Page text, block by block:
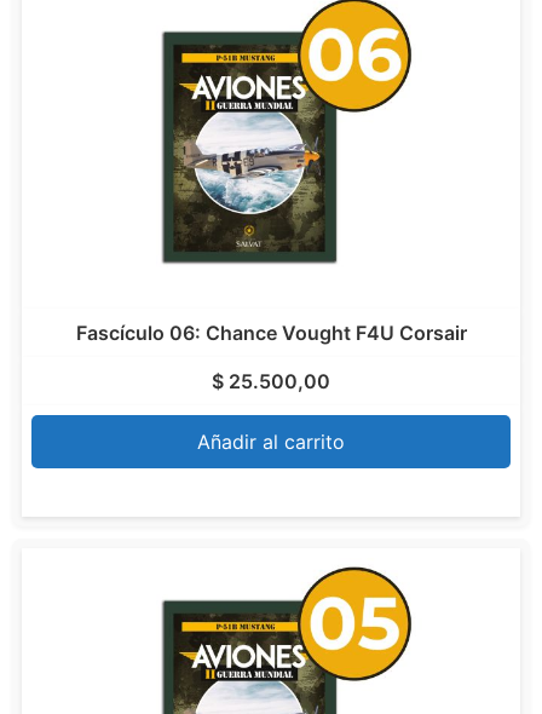
Fascículo 06: Chance Vought F4U Corsair
$ 25.500,00
Añadir al carrito